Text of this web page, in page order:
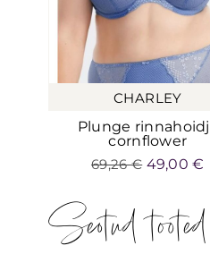
CHARLEY
Plunge
cornflower
69,26€ 49,00€
Seotud tooted